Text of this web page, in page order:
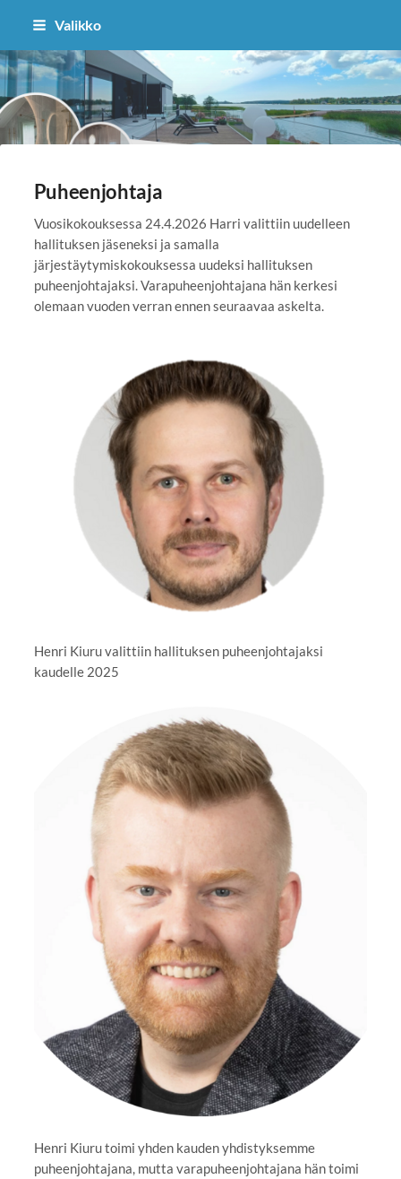
Siirry
sisältöön
Valikko
Suomen Tasolasiyhdistys ry
Puheenjohtaja
Vuosikokouksessa 24.4.2026 Harri valittiin uudelleen
hallituksen jäseneksi ja samalla
järjestäytymiskokouksessa uudeksi hallituksen
puheenjohtajaksi. Varapuheenjohtajana hän kerkesi
olemaan vuoden verran ennen seuraavaa askelta.
Henri Kiuru valittiin hallituksen puheenjohtajaksi
kaudelle 2025
Henri Kiuru toimi yhden kauden yhdistyksemme
puheenjohtajana, mutta varapuheenjohtajana hän toimi